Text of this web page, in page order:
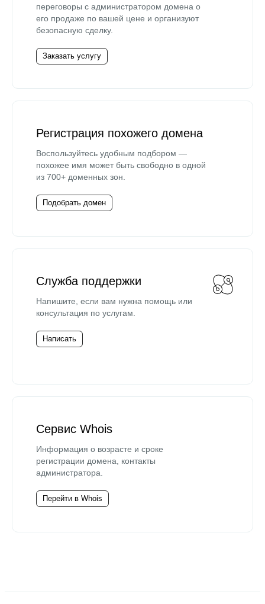
переговоры с администратором домена о
его продаже по вашей цене и организуют
безопасную сделку.
Заказать услугу
Регистрация похожего домена
Воспользуйтесь удобным подбором —
похожее имя может быть свободно в одной
из 700+ доменных зон.
Подобрать домен
Служба поддержки
Напишите, если вам нужна помощь или
консультация по услугам.
Написать
Сервис Whois
Информация о возрасте и сроке
регистрации домена, контакты
администратора.
Перейти в Whois